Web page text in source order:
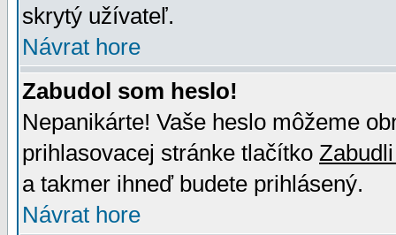
skrytý užívateľ.
Návrat hore
Zabudol som heslo!
Nepanikárte! Vaše heslo môžeme
prihlasovacej stránke tlačítko
a takmer ihneď budete prihlásený.
Návrat hore